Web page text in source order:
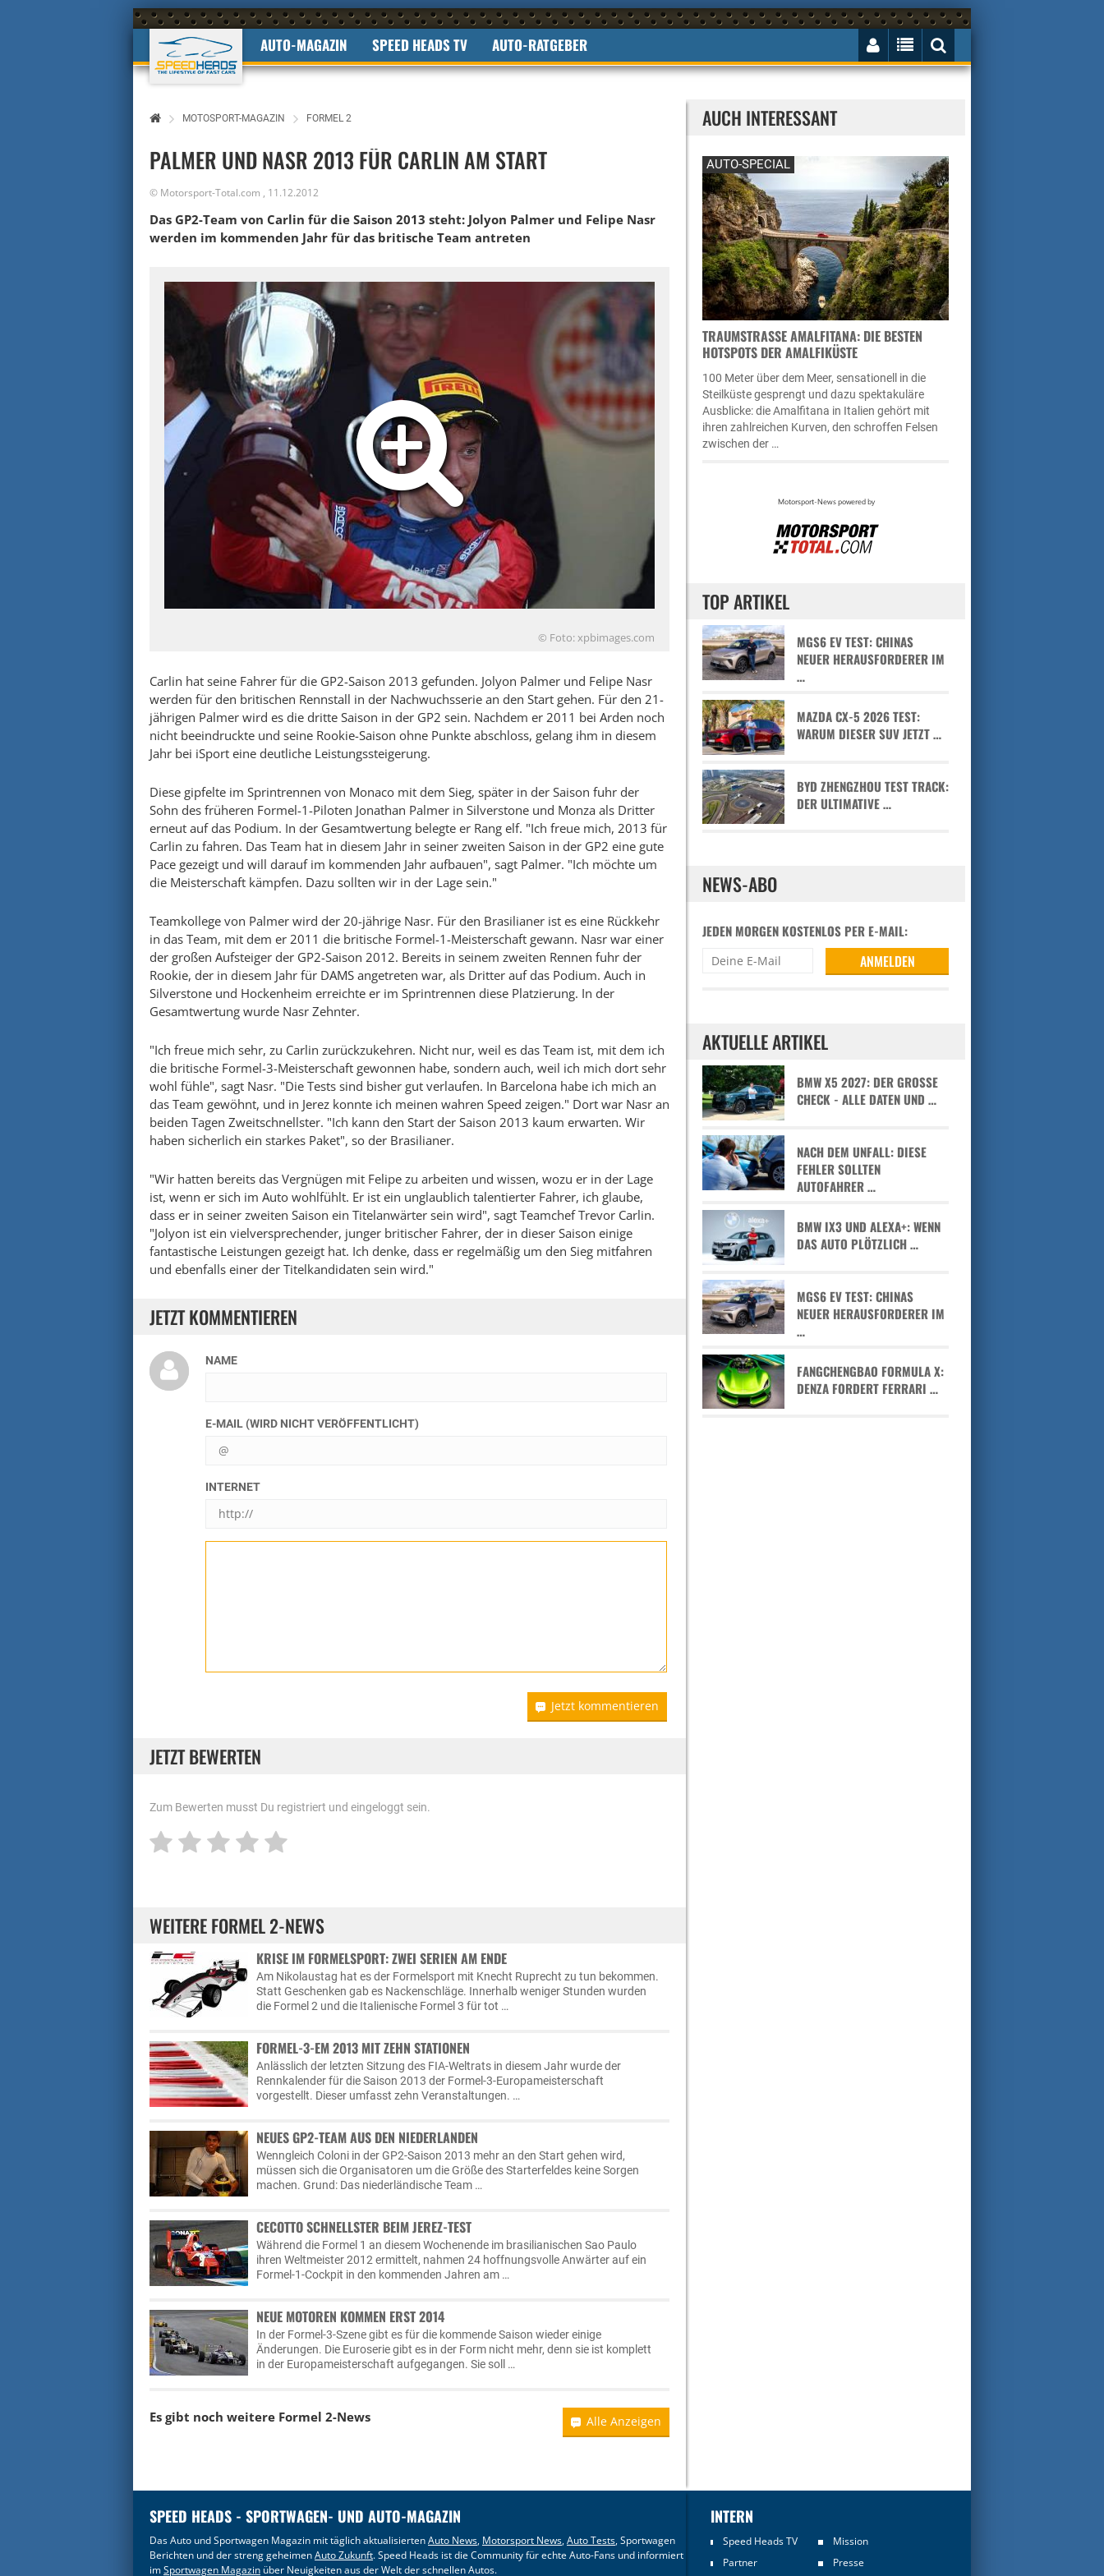
AUTO-MAGAZIN SPEED HEADS TV AUTO-RATGEBER
MOTOSPORT-MAGAZIN FORMEL 2
PALMER UND NASR 2013 FÜR CARLIN AM START
© Motorsport-Total.com , 11.12.2012
Das GP2-Team von Carlin für die Saison 2013 steht: Jolyon Palmer und Felipe Nasr
werden im kommenden Jahr für das britische Team antreten
© Foto: xpbimages.com
Carlin hat seine Fahrer für die GP2-Saison 2013 gefunden. Jolyon Palmer und Felipe Nasr
werden für den britischen Rennstall in der Nachwuchsserie an den Start gehen. Für den 21-
jährigen Palmer wird es die dritte Saison in der GP2 sein. Nachdem er 2011 bei Arden noch
nicht beeindruckte und seine Rookie-Saison ohne Punkte abschloss, gelang ihm in diesem
Jahr bei iSport eine deutliche Leistungssteigerung.
Diese gipfelte im Sprintrennen von Monaco mit dem Sieg, später in der Saison fuhr der
Sohn des früheren Formel-1-Piloten Jonathan Palmer in Silverstone und Monza als Dritter
erneut auf das Podium. In der Gesamtwertung belegte er Rang elf. "Ich freue mich, 2013 für
Carlin zu fahren. Das Team hat in diesem Jahr in seiner zweiten Saison in der GP2 eine gute
Pace gezeigt und will darauf im kommenden Jahr aufbauen", sagt Palmer. "Ich möchte um
die Meisterschaft kämpfen. Dazu sollten wir in der Lage sein."
Teamkollege von Palmer wird der 20-jährige Nasr. Für den Brasilianer ist es eine Rückkehr
in das Team, mit dem er 2011 die britische Formel-1-Meisterschaft gewann. Nasr war einer
der großen Aufsteiger der GP2-Saison 2012. Bereits in seinem zweiten Rennen fuhr der
Rookie, der in diesem Jahr für DAMS angetreten war, als Dritter auf das Podium. Auch in
Silverstone und Hockenheim erreichte er im Sprintrennen diese Platzierung. In der
Gesamtwertung wurde Nasr Zehnter.
"Ich freue mich sehr, zu Carlin zurückzukehren. Nicht nur, weil es das Team ist, mit dem ich
die britische Formel-3-Meisterschaft gewonnen habe, sondern auch, weil ich mich dort sehr
wohl fühle", sagt Nasr. "Die Tests sind bisher gut verlaufen. In Barcelona habe ich mich an
das Team gewöhnt, und in Jerez konnte ich meinen wahren Speed zeigen." Dort war Nasr an
beiden Tagen Zweitschnellster. "Ich kann den Start der Saison 2013 kaum erwarten. Wir
haben sicherlich ein starkes Paket", so der Brasilianer.
"Wir hatten bereits das Vergnügen mit Felipe zu arbeiten und wissen, wozu er in der Lage
ist, wenn er sich im Auto wohlfühlt. Er ist ein unglaublich talentierter Fahrer, ich glaube,
dass er in seiner zweiten Saison ein Titelanwärter sein wird", sagt Teamchef Trevor Carlin.
"Jolyon ist ein vielversprechender, junger britischer Fahrer, der in dieser Saison einige
fantastische Leistungen gezeigt hat. Ich denke, dass er regelmäßig um den Sieg mitfahren
und ebenfalls einer der Titelkandidaten sein wird."
JETZT KOMMENTIEREN
NAME
E-MAIL (WIRD NICHT VERÖFFENTLICHT)
INTERNET
Jetzt kommentieren
JETZT BEWERTEN
Zum Bewerten musst Du registriert und eingeloggt sein.
WEITERE FORMEL 2-NEWS
KRISE IM FORMELSPORT: ZWEI SERIEN AM ENDE
Am Nikolaustag hat es der Formelsport mit Knecht Ruprecht zu tun bekommen.
Statt Geschenken gab es Nackenschläge. Innerhalb weniger Stunden wurden
die Formel 2 und die Italienische Formel 3 für tot …
FORMEL-3-EM 2013 MIT ZEHN STATIONEN
Anlässlich der letzten Sitzung des FIA-Weltrats in diesem Jahr wurde der
Rennkalender für die Saison 2013 der Formel-3-Europameisterschaft
vorgestellt. Dieser umfasst zehn Veranstaltungen. …
NEUES GP2-TEAM AUS DEN NIEDERLANDEN
Wenngleich Coloni in der GP2-Saison 2013 mehr an den Start gehen wird,
müssen sich die Organisatoren um die Größe des Starterfeldes keine Sorgen
machen. Grund: Das niederländische Team …
CECOTTO SCHNELLSTER BEIM JEREZ-TEST
Während die Formel 1 an diesem Wochenende im brasilianischen Sao Paulo
ihren Weltmeister 2012 ermittelt, nahmen 24 hoffnungsvolle Anwärter auf ein
Formel-1-Cockpit in den kommenden Jahren am …
NEUE MOTOREN KOMMEN ERST 2014
In der Formel-3-Szene gibt es für die kommende Saison wieder einige
Änderungen. Die Euroserie gibt es in der Form nicht mehr, denn sie ist komplett
in der Europameisterschaft aufgegangen. Sie soll …
Es gibt noch weitere Formel 2-News Alle Anzeigen
AUCH INTERESSANT
AUTO-SPECIAL
TRAUMSTRASSE AMALFITANA: DIE BESTEN H
OTSPOTS DER AMALFIKÜSTE
100 Meter über dem Meer, sensationell in die
Steilküste gesprengt und dazu spektakuläre
Ausblicke: die Amalfitana in Italien gehört mit
ihren zahlreichen Kurven, den schroffen Felsen
zwischen der …
TOP ARTIKEL
MGS6 EV TEST: CHINAS
NEUER HERAUSFORDERER IM
…
MAZDA CX-5 2026 TEST:
WARUM DIESER SUV JETZT …
BYD ZHENGZHOU TEST TRACK:
DER ULTIMATIVE …
NEWS-ABO
JEDEN MORGEN KOSTENLOS PER E-MAIL:
AKTUELLE ARTIKEL
BMW X5 2027: DER GROSSE C
HECK - ALLE DATEN UND …
NACH DEM UNFALL: DIESE
FEHLER SOLLTEN
AUTOFAHRER …
BMW IX3 UND ALEXA+: WENN
DAS AUTO PLÖTZLICH …
MGS6 EV TEST: CHINAS
NEUER HERAUSFORDERER IM
…
FANGCHENGBAO FORMULA X:
DENZA FORDERT FERRARI …
SPEED HEADS - SPORTWAGEN- UND AUTO-MAGAZIN
Das Auto und Sportwagen Magazin mit täglich aktualisiertenAuto News, Motorsport News,Auto Tests, Sportwagen
Berichten und der streng geheimenAuto Zukunft. Speed Heads ist die Community für echte Auto-Fans und informiert
imSportwagen Magazin über Neuigkeiten aus der Welt der schnellen Autos.
INTERN
Speed Heads TV
Mission
Partner
Presse